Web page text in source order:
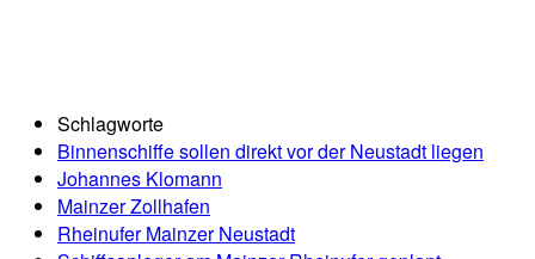
Schlagworte
Binnenschiffe sollen direkt vor der Neustadt liegen
Johannes Klomann
Mainzer Zollhafen
Rheinufer Mainzer Neustadt